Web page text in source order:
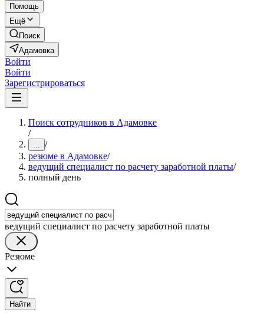
Помощь
Ещё
Поиск
Адамовка
Войти
Войти
Зарегистрироваться
Поиск сотрудников в Адамовке
/
... /
резюме в Адамовке/
ведущий специалист по расчету заработной платы/
полный день
ведущий специалист по расчету заработной платы
Резюме
Найти